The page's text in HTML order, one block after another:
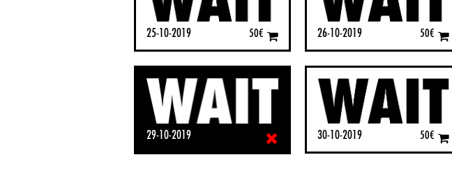
25-10-2019 50€ 26-10-2019 50€
29-10-2019 30-10-2019 50€